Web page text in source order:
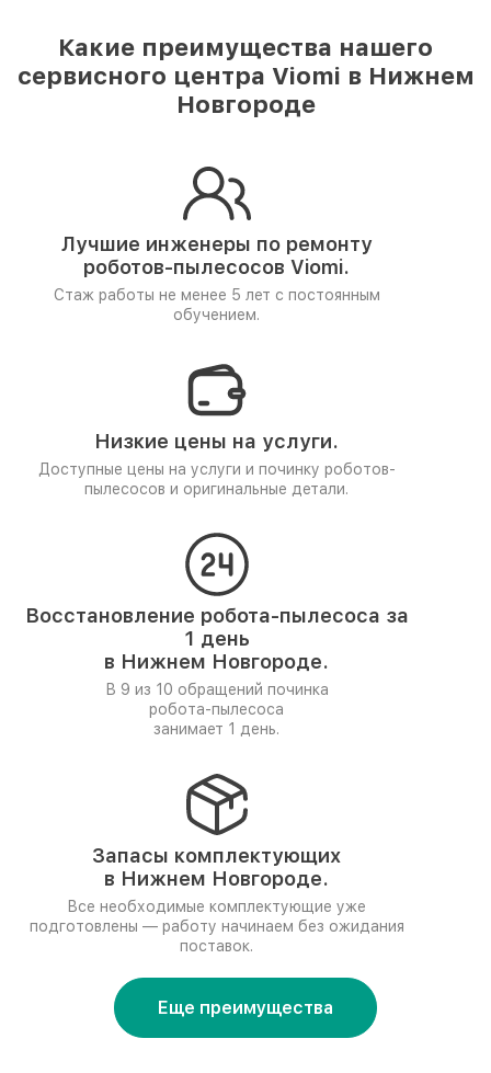
Какие преимущества нашего
сервисного центра Viomi в Нижнем
Новгороде
Лучшие инженеры по ремонту
роботов-пылесосов Viomi.
Стаж работы не менее 5 лет с постоянным
обучением.
Низкие цены на услуги.
Доступные цены на услуги и починку роботов-
пылесосов и оригинальные детали.
Восстановление робота-пылесоса за
1 день
в Нижнем Новгороде.
В 9 из 10 обращений починка
робота-пылесоса
занимает 1 день.
Запасы комплектующих
в Нижнем Новгороде.
Все необходимые комплектующие уже
подготовлены — работу начинаем без ожидания
поставок.
Еще преимущества